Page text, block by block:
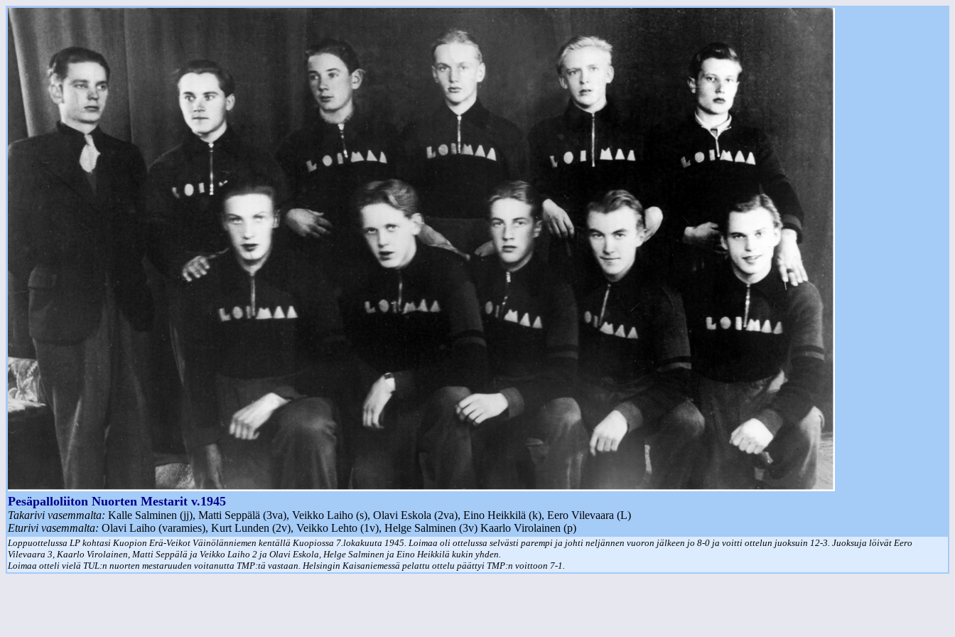
Pesäpalloliiton Nuorten Mestarit v.1945
Takarivi vasemmalta: Kalle Salminen (jj), Matti Seppälä (3va), Veikko Laiho (s), Olavi Eskola (2va), Eino Heikkilä (k), Eero Vilevaara (L)
Eturivi vasemmalta: Olavi Laiho (varamies), Kurt Lunden (2v), Veikko Lehto (1v), Helge Salminen (3v) Kaarlo Virolainen (p)
Loppuottelussa LP kohtasi Kuopion Erä-Veikot Väinölänniemen kentällä Kuopiossa 7.lokakuuta 1945. Loimaa oli ottelussa selvästi parempi ja johti neljännen vuoron jälkeen jo 8-0 ja voitti ottelun juoksuin 12-3. Juoksuja löivät Eero
Vilevaara 3, Kaarlo Virolainen, Matti Seppälä ja Veikko Laiho 2 ja Olavi Eskola, Helge Salminen ja Eino Heikkilä kukin yhden.
Loimaa otteli vielä TUL:n nuorten mestaruuden voitanutta TMP:tä vastaan. Helsingin Kaisaniemessä pelattu ottelu päättyi TMP:n voittoon 7-1.